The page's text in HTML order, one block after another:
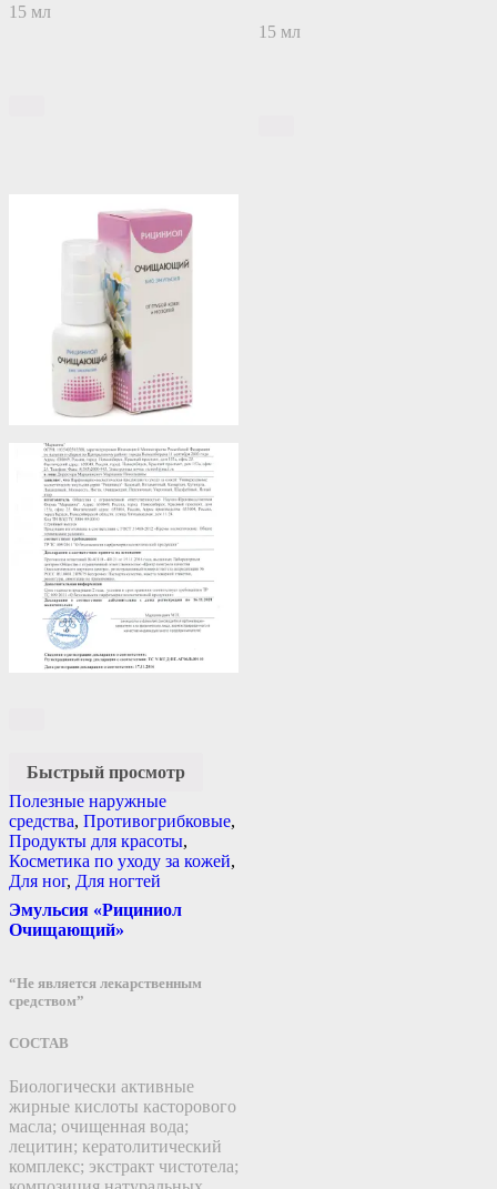
15 мл
15 мл
Быстрый просмотр
Полезные наружные
средства, Противогрибковые,
Продукты для красоты,
Косметика по уходу за кожей,
Для ног, Для ногтей
Эмульсия «Рициниол
Очищающий»
“Не является лекарственным
средством”
СОСТАВ
Биологически активные
жирные кислоты касторового
масла; очищенная вода;
лецитин; кератолитический
комплекс; экстракт чистотела;